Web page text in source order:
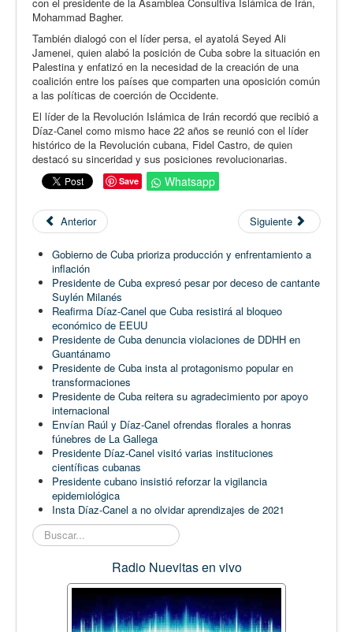
Mohammad Bagher.
También dialogó con el líder persa, el ayatolá Seyed Ali
Jamenei, quien alabó la posición de Cuba sobre la situación en
Palestina y enfatizó en la necesidad de la creación de una
coalición entre los países que comparten una oposición común
a las políticas de coerción de Occidente.
El líder de la Revolución Islámica de Irán recordó que recibió a
Díaz-Canel como mismo hace 22 años se reunió con el líder
histórico de la Revolución cubana, Fidel Castro, de quien
destacó su sinceridad y sus posiciones revolucionarias.
Save Whatsapp
Anterior Siguiente
Gobierno de Cuba prioriza producción y enfrentamiento a
inflación
Presidente de Cuba expresó pesar por deceso de cantante
Suylén Milanés
Reafirma Díaz-Canel que Cuba resistirá al bloqueo
económico de EEUU
Presidente de Cuba denuncia violaciones de DDHH en
Guantánamo
Presidente de Cuba insta al protagonismo popular en
transformaciones
Presidente de Cuba reitera su agradecimiento por apoyo
internacional
Envían Raúl y Díaz-Canel ofrendas florales a honras
fúnebres de La Gallega
Presidente Díaz-Canel visitó varias instituciones
científicas cubanas
Presidente cubano insistió reforzar la vigilancia
epidemiológica
Insta Díaz-Canel a no olvidar aprendizajes de 2021
Buscar...
Radio Nuevitas en vivo